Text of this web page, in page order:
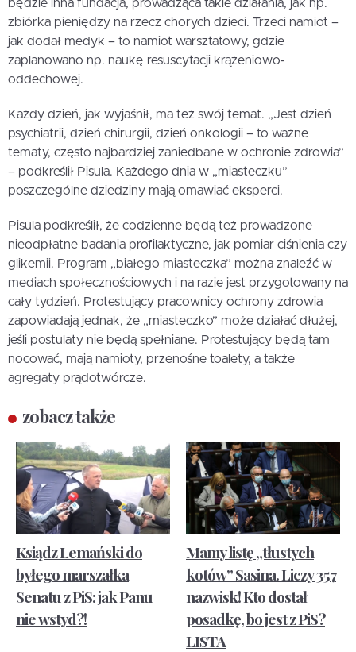
będzie inna fundacja, prowadząca takie działania, jak np.
zbiórka pieniędzy na rzecz chorych dzieci. Trzeci namiot –
jak dodał medyk – to namiot warsztatowy, gdzie
zaplanowano np. naukę resuscytacji krążeniowo-
oddechowej.
Każdy dzień, jak wyjaśnił, ma też swój temat. „Jest dzień
psychiatrii, dzień chirurgii, dzień onkologii – to ważne
tematy, często najbardziej zaniedbane w ochronie zdrowia”
– podkreślił Pisula. Każdego dnia w „miasteczku”
poszczególne dziedziny mają omawiać eksperci.
Pisula podkreślił, że codzienne będą też prowadzone
nieodpłatne badania profilaktyczne, jak pomiar ciśnienia czy
glikemii. Program „białego miasteczka” można znaleźć w
mediach społecznościowych i na razie jest przygotowany na
cały tydzień. Protestujący pracownicy ochrony zdrowia
zapowiadają jednak, że „miasteczko” może działać dłużej,
jeśli postulaty nie będą spełniane. Protestujący będą tam
nocować, mają namioty, przenośne toalety, a także
agregaty prądotwórcze.
zobacz także
Ksiądz Lemański do
byłego marszałka
Senatu z PiS: jak Panu
nie wstyd?!
Mamy listę „tłustych
kotów” Sasina. Liczy 357
nazwisk! Kto dostał
posadkę, bo jest z PiS?
LISTA